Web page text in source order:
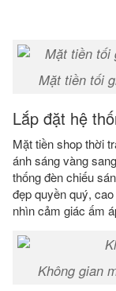
Mặt tiền tối
Lắp đặt hệ
Mặt tiền shop thời
ánh sáng vàng
thống đèn chiếu
đẹp quyền quý,
nhìn cảm giác ấm
Không gian